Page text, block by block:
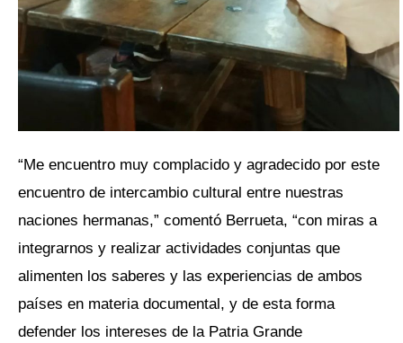
“Me encuentro muy complacido y agradecido por este
encuentro de intercambio cultural entre nuestras
naciones hermanas,” comentó Berrueta, “con miras a
integrarnos y realizar actividades conjuntas que
alimenten los saberes y las experiencias de ambos
países en materia documental, y de esta forma
defender los intereses de la Patria Grande